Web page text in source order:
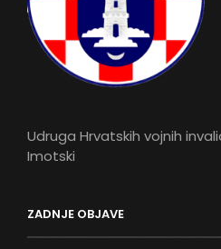
Udruga Hrvatskih vojnih
Imotski
ZADNJE OBJAVE